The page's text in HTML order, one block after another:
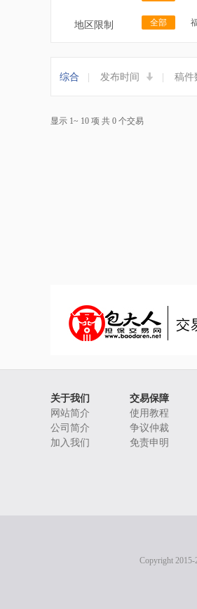
地区限制 全部
综合 发布时间 稿件
显示 1~ 10 项 共 0 个交易
关于我们 交易保障
网站简介
使用教程
公司简介
争议仲裁
加入我们
免责申明
Copyright 2015-